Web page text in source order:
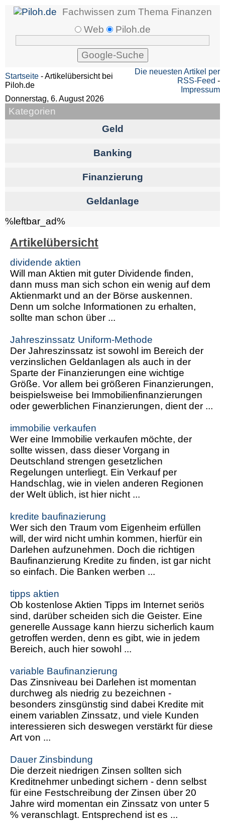
Fachwissen zum Thema Finanzen
Web
Piloh.de
Startseite - Artikelübersicht bei
Piloh.de
Die neuesten Artikel per
RSS-Feed -
Impressum
Donnerstag, 6. August 2026
Kategorien
Geld
Banking
Finanzierung
Geldanlage
%leftbar_ad%
Artikelübersicht
dividende aktien
Will man Aktien mit guter Dividende finden,
dann muss man sich schon ein wenig auf dem
Aktienmarkt und an der Börse auskennen.
Denn um solche Informationen zu erhalten,
sollte man schon über ...
Jahreszinssatz Uniform-Methode
Der Jahreszinssatz ist sowohl im Bereich der
verzinslichen Geldanlagen als auch in der
Sparte der Finanzierungen eine wichtige
Größe. Vor allem bei größeren Finanzierungen,
beispielsweise bei Immobilienfinanzierungen
oder gewerblichen Finanzierungen, dient der ...
immobilie verkaufen
Wer eine Immobilie verkaufen möchte, der
sollte wissen, dass dieser Vorgang in
Deutschland strengen gesetzlichen
Regelungen unterliegt. Ein Verkauf per
Handschlag, wie in vielen anderen Regionen
der Welt üblich, ist hier nicht ...
kredite baufinazierung
Wer sich den Traum vom Eigenheim erfüllen
will, der wird nicht umhin kommen, hierfür ein
Darlehen aufzunehmen. Doch die richtigen
Baufinanzierung Kredite zu finden, ist gar nicht
so einfach. Die Banken werben ...
tipps aktien
Ob kostenlose Aktien Tipps im Internet seriös
sind, darüber scheiden sich die Geister. Eine
generelle Aussage kann hierzu sicherlich kaum
getroffen werden, denn es gibt, wie in jedem
Bereich, auch hier sowohl ...
variable Baufinanzierung
Das Zinsniveau bei Darlehen ist momentan
durchweg als niedrig zu bezeichnen -
besonders zinsgünstig sind dabei Kredite mit
einem variablen Zinssatz, und viele Kunden
interessieren sich deswegen verstärkt für diese
Art von ...
Dauer Zinsbindung
Die derzeit niedrigen Zinsen sollten sich
Kreditnehmer unbedingt sichern - denn selbst
für eine Festschreibung der Zinsen über 20
Jahre wird momentan ein Zinssatz von unter 5
% veranschlagt. Entsprechend ist es ...